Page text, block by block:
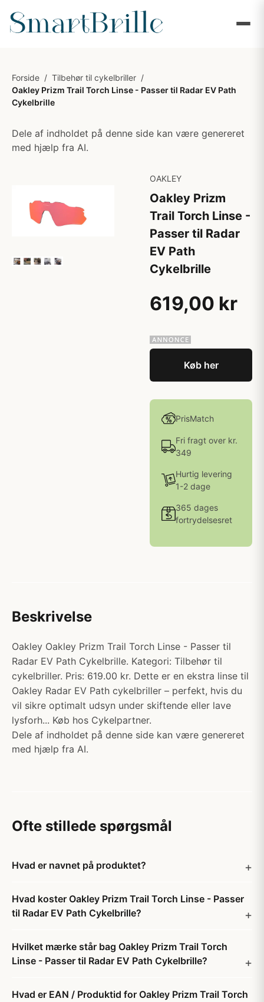
Forside / Tilbehør til cykelbriller /
Oakley Prizm Trail Torch Linse - Passer til Radar EV Path
Cykelbrille
Dele af indholdet på denne side kan være genereret
med hjælp fra AI.
OAKLEY
Oakley Prizm
Trail Torch Linse -
Passer til Radar
EV Path
Cykelbrille
619,00 kr
Køb her
PrisMatch
Fri fragt over kr.
349
Hurtig levering
1-2 dage
365 dages
fortrydelsesret
Beskrivelse
Oakley Oakley Prizm Trail Torch Linse - Passer til
Radar EV Path Cykelbrille. Kategori: Tilbehør til
cykelbriller. Pris: 619.00 kr. Dette er en ekstra linse til
Oakley Radar EV Path cykelbriller – perfekt, hvis du
vil sikre optimalt udsyn under skiftende eller lave
lysforh... Køb hos Cykelpartner.
Dele af indholdet på denne side kan være genereret
med hjælp fra AI.
Ofte stillede spørgsmål
Hvad er navnet på produktet?
Hvad koster Oakley Prizm Trail Torch Linse - Passer
til Radar EV Path Cykelbrille?
Hvilket mærke står bag Oakley Prizm Trail Torch
Linse - Passer til Radar EV Path Cykelbrille?
Hvad er EAN / Produktid for Oakley Prizm Trail Torch